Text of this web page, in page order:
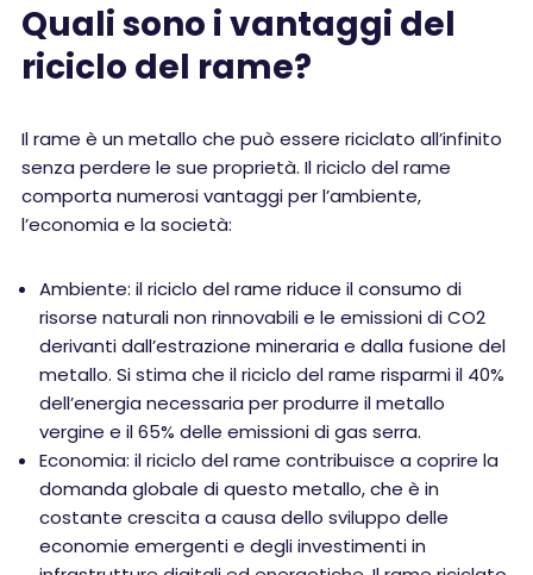
Quali sono i vantaggi del
riciclo del rame?
Il rame è un metallo che può essere riciclato all’infinito
senza perdere le sue proprietà. Il riciclo del rame
comporta numerosi vantaggi per l’ambiente,
l’economia e la società:
Ambiente: il riciclo del rame riduce il consumo di
risorse naturali non rinnovabili e le emissioni di CO2
derivanti dall’estrazione mineraria e dalla fusione del
metallo. Si stima che il riciclo del rame risparmi il 40%
dell’energia necessaria per produrre il metallo
vergine e il 65% delle emissioni di gas serra.
Economia: il riciclo del rame contribuisce a coprire la
domanda globale di questo metallo, che è in
costante crescita a causa dello sviluppo delle
economie emergenti e degli investimenti in